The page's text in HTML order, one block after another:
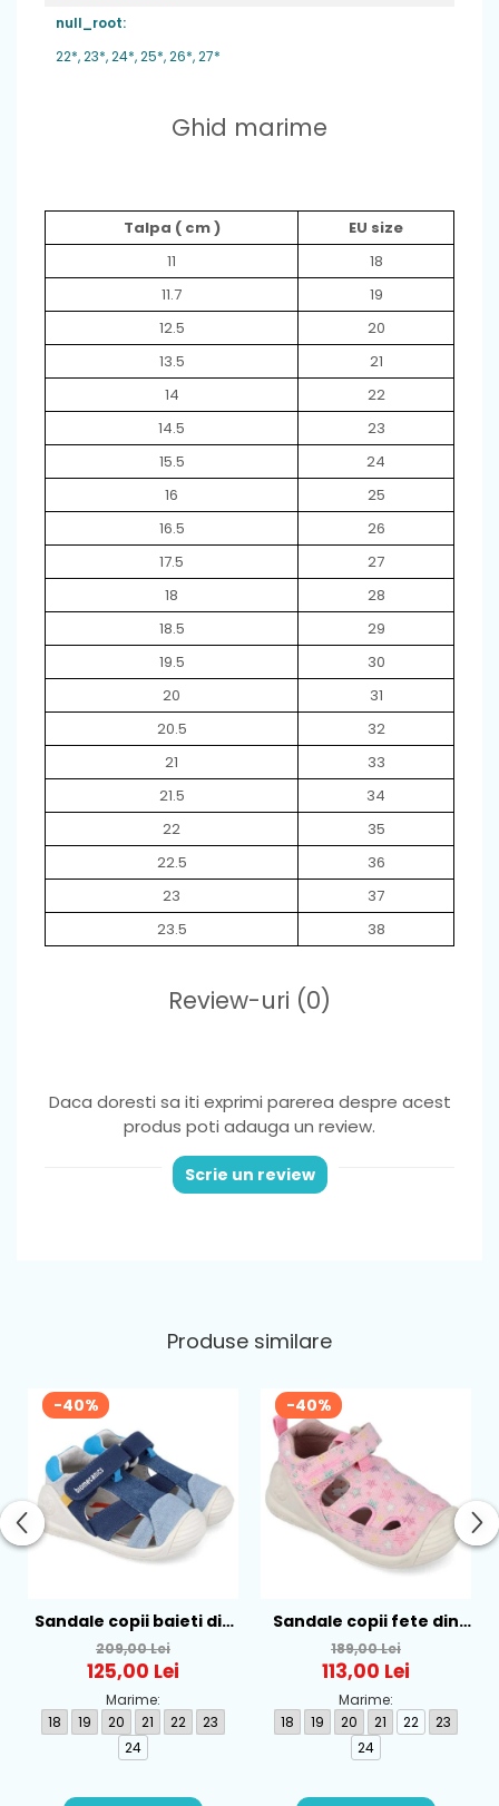
null_root:
22*,23*,24*,25*,26*,27*
Ghid marime
Talpa ( cm )
EU size
11
18
11.7
19
12.5
20
13.5
21
14
22
14.5
23
15.5
24
16
25
16.5
26
17.5
27
18
28
18.5
29
19.5
30
20
31
20.5
32
21
33
21.5
34
22
35
22.5
36
23
37
23.5
38
Review-uri (0)
Daca doresti sa iti exprimi parerea despre acest
produs poti adauga un review.
Scrie un review
Produse similare
-40%
Sandale copii baieti din
textil Biomecanics,
Albastru - 262186-A008
209,00 Lei
125,00 Lei
Marime:
18
19 20 21 22
23
24
-40%
Sandale copii fete din
textil Biomecanics, Roz -
262177-A032
189,00 Lei
113,00 Lei
Marime:
18
19 20 21 22
23
24